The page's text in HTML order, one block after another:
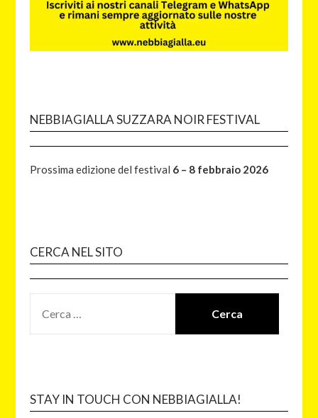
NEBBIAGIALLA SUZZARA NOIR FESTIVAL
Prossima edizione del festival 6 – 8 febbraio 2026
CERCA NEL SITO
STAY IN TOUCH CON NEBBIAGIALLA!